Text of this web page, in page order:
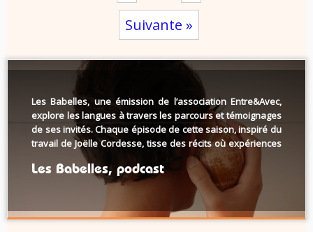
Suivante »
Les Babelles, une émission de l’association Entre&Avec,
explore les langues à travers les parcours et témoignages
de ses invités. Chaque épisode de cette saison, inspiré du
travail de Joëlle Cordesse, tisse des récits où expériences
personnelles et théories linguistiques se rencontrent. Cet
épisode explore ce que signifie « parler une langue », […]
Les Babelles, podcast